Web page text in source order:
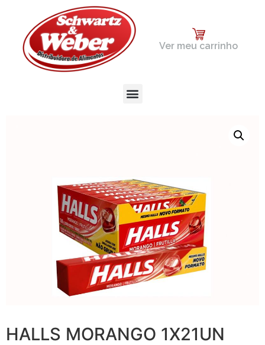
Ver meu carrinho
HALLS MORANGO 1X21UN